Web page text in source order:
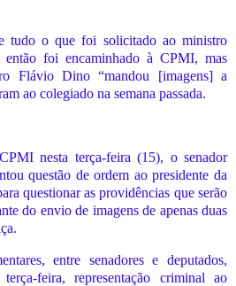
tudo o que foi solicitado ao ministro
então foi encaminhado à CPMI, mas
Flávio Dino “mandou [imagens] a
ao colegiado na semana passada.
nesta terça-feira (15), o senador
questão de ordem ao presidente da
questionar as providências que serão
do envio de imagens de apenas duas
entre senadores e deputados,
feira, representação criminal ao